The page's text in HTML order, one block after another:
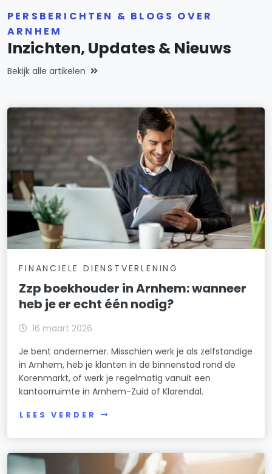
PERSBERICHTEN & BLOGS OVER
ARNHEM
Inzichten, Updates & Nieuws
Bekijk alle artikelen
FINANCIELE DIENSTVERLENING
Zzp boekhouder in Arnhem: wanneer
heb je er echt één nodig?
16 maart 2026
Je bent ondernemer. Misschien werk je als zelfstandige
in Arnhem, heb je klanten in de binnenstad rond de
Korenmarkt, of werk je regelmatig vanuit een
kantoorruimte in Arnhem-Zuid of Klarendal.
LEES VERDER